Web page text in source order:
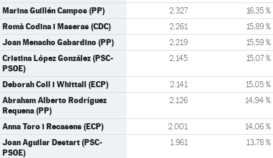
Marina Guillén Campos (PP) 2.327 16,35 %
Romà Codina i Maseras (CDC) 2.261 15,89 %
Joan Menacho Gabardino (PP) 2.219 15,59 %
Cristina López González (PSC-
PSOE)
2.145 15,07 %
Deborah Coll i Whittall (ECP) 2.141 15,05 %
Abraham Alberto Rodríguez
Requena (PP)
2.126 14,94 %
Anna Toro i Recasens (ECP) 2.001 14,06 %
Joan Aguilar Destart (PSC-
PSOE)
1.961 13,78 %